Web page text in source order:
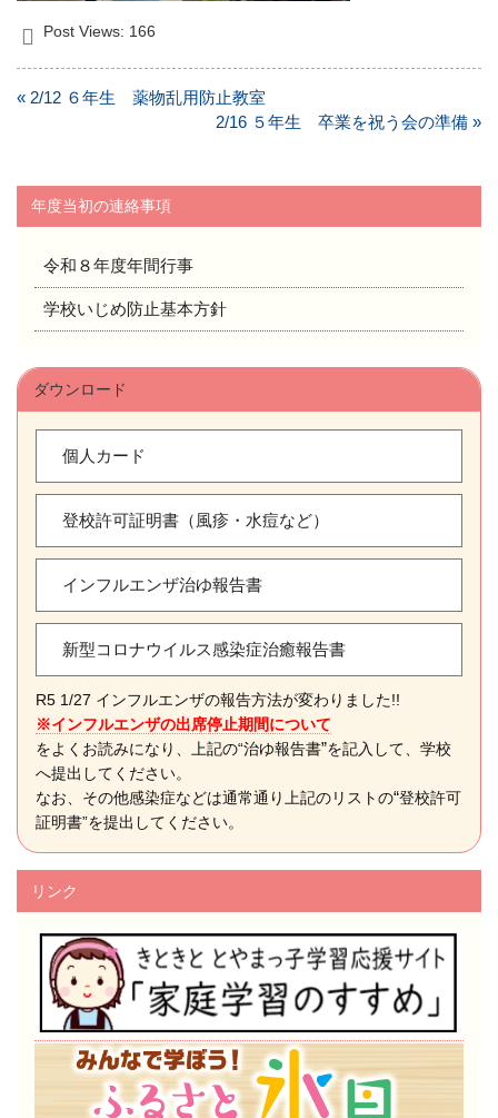
Post Views: 166
投
« 2/12 ６年生 薬物乱用防止教室
2/16 ５年生 卒業を祝う会の準備 »
年度当初の連絡事項
令和８年度年間行事
学校いじめ防止基本方針
ダウンロード
個人カード
登校許可証明書（風疹・水痘など）
インフルエンザ治ゆ報告書
新型コロナウイルス感染症治癒報告書
R5 1/27 インフルエンザの報告方法が変わりました!!
※インフルエンザの出席停止期間について
をよくお読みになり、上記の“治ゆ報告書”を記入して、学校
へ提出してください。
なお、その他感染症などは通常通り上記のリストの“登校許可
証明書”を提出してください。
リンク